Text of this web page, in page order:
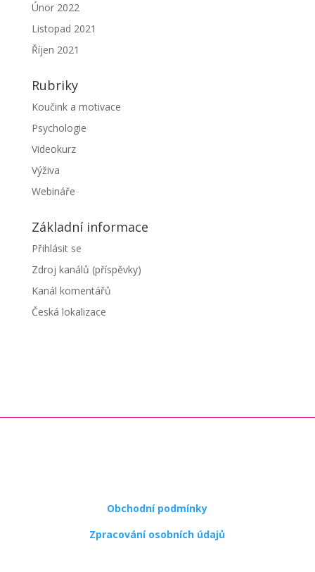
Únor 2022
Listopad 2021
Říjen 2021
Rubriky
Koučink a motivace
Psychologie
Videokurz
Výživa
Webináře
Základní informace
Přihlásit se
Zdroj kanálů (příspěvky)
Kanál komentářů
Česká lokalizace
Obchodní podmínky
Zpracování osobních údajů